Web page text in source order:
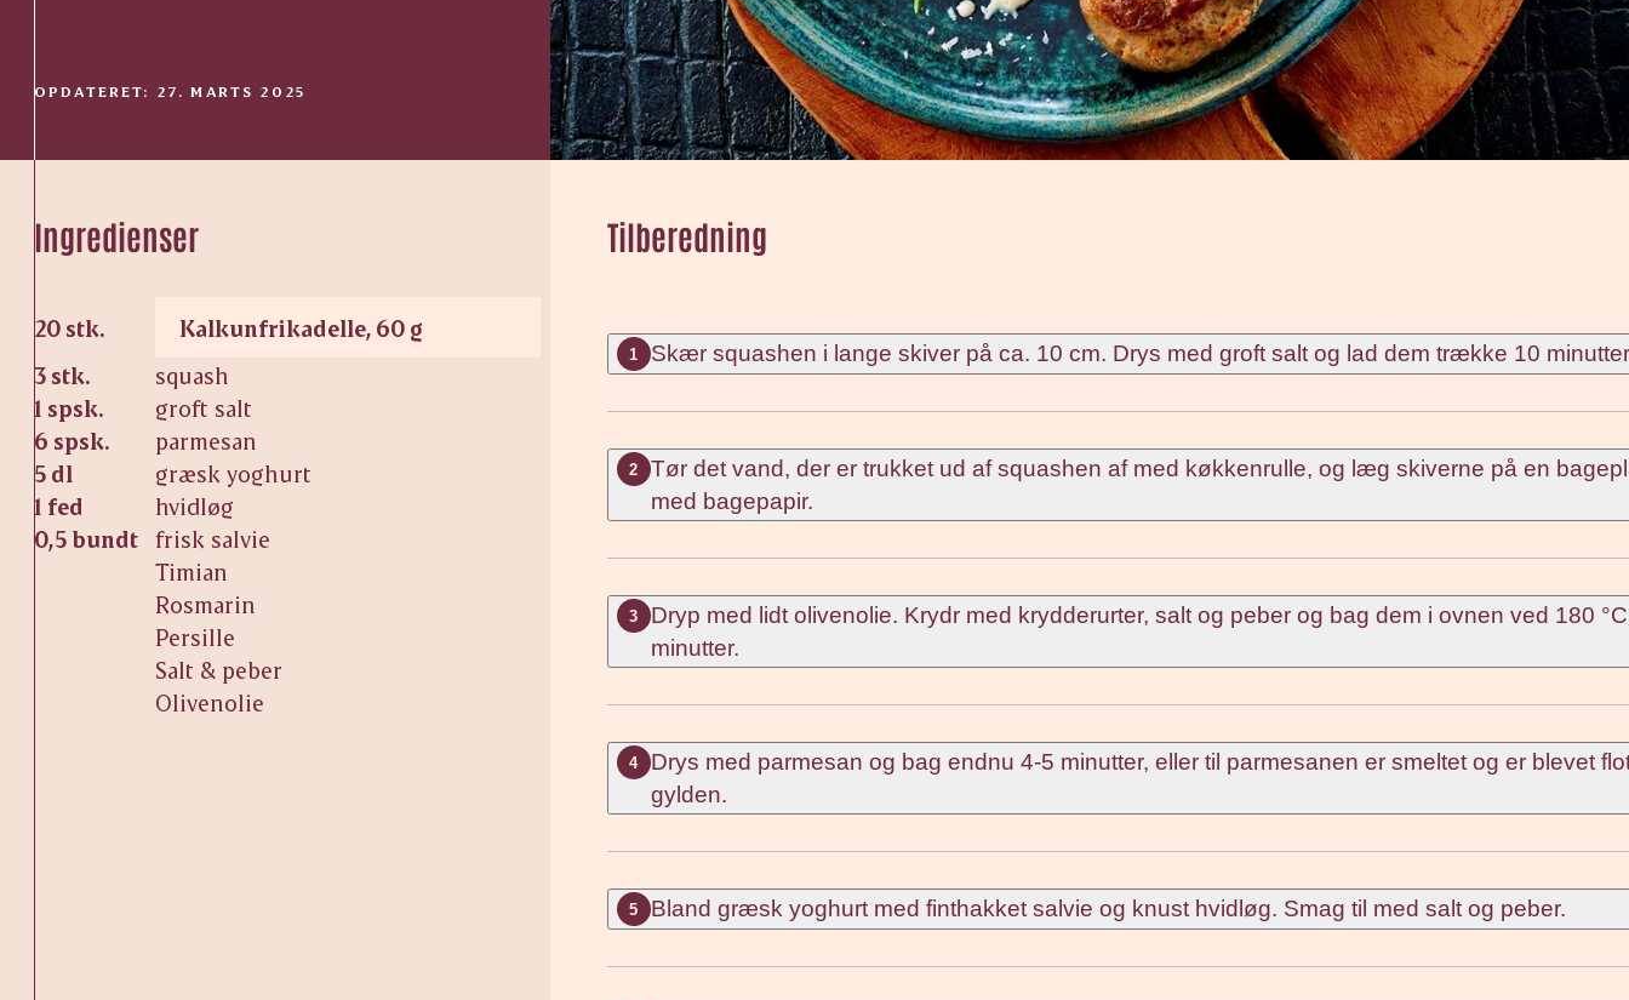
OPDATERET: 27. MARTS 2025
Ingredienser
20 stk.
Kalkunfrikadelle, 60 g
3 stk.
squash
1 spsk.
groft salt
6 spsk.
parmesan
5 dl
græsk yoghurt
1 fed
hvidløg
0,5 bundt
frisk salvie
Timian
Rosmarin
Persille
Salt & peber
Olivenolie
Tilberedning
1 Skær squashen i lange skiver på ca. 10 cm. Drys med groft salt og lad dem trække 10
2
Tør det vand, der er trukket ud af squashen af med køkkenrulle, og læg skiverne på en
med bagepapir.
3
Dryp med lidt olivenolie. Krydr med krydderurter, salt og peber og bag dem i ovnen ved 180
minutter.
4
Drys med parmesan og bag endnu 4-5 minutter, eller til parmesanen er smeltet og er blevet
gylden.
5 Bland græsk yoghurt med finthakket salvie og knust hvidløg. Smag til med salt og peber.